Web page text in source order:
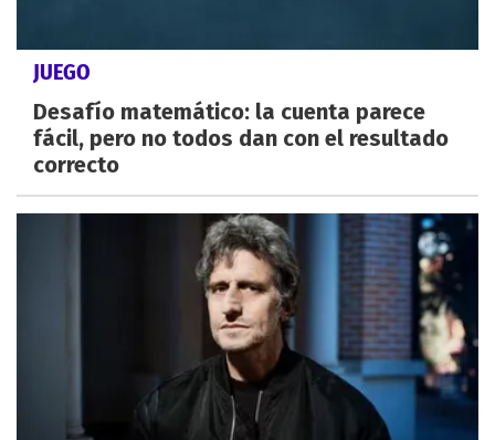
JUEGO
Desafío matemático: la cuenta parece
fácil, pero no todos dan con el resultado
correcto